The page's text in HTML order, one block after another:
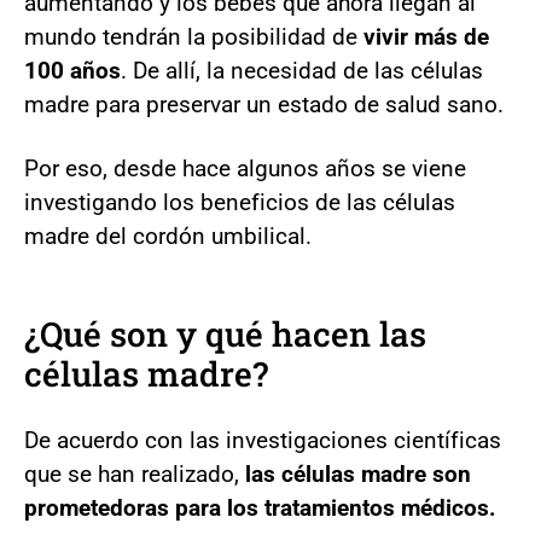
mundo tendrán la posibilidad de vivir más de
100 años. De allí, la necesidad de las células
madre para preservar un estado de salud sano.
Por eso, desde hace algunos años se viene
investigando los beneficios de las células
madre del cordón umbilical.
¿Qué son y qué hacen las
células madre?
De acuerdo con las investigaciones científicas
que se han realizado, las células madre son
prometedoras para los tratamientos médicos.